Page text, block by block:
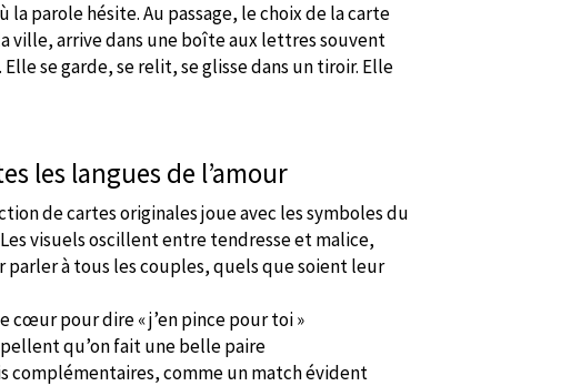
parole hésite. Au passage, le choix de la carte
ville, arrive dans une boîte aux lettres souvent
se garde, se relit, se glisse dans un tiroir. Elle
les langues de l’amour
de cartes originales joue avec les symboles du
visuels oscillent entre tendresse et malice,
parler à tous les couples, quels que soient leur
cœur pour dire « j’en pince pour toi »
qu’on fait une belle paire
complémentaires, comme un match évident